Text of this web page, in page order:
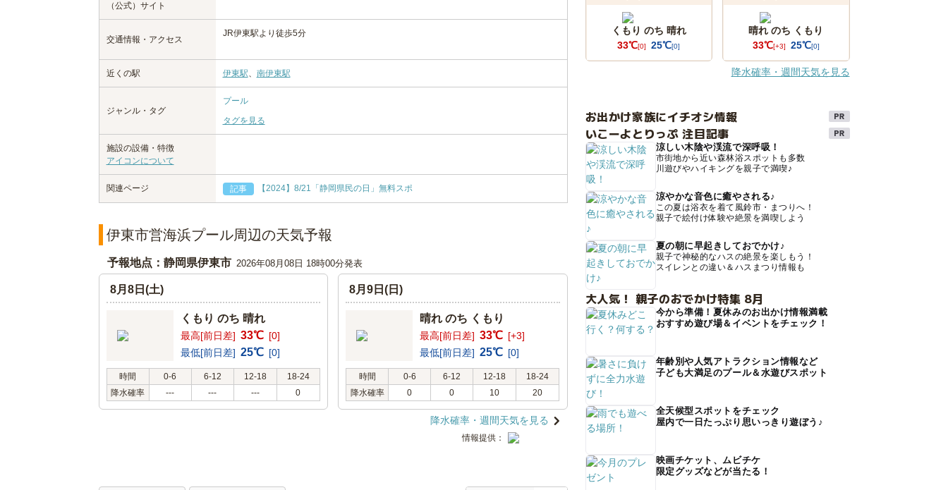
（公式）サイト
交通情報・アクセス
JR伊東駅より徒歩5分
近くの駅 伊東駅、 南伊東駅
ジャンル・タグ
プール
タグを見る
施設の設備・特徴
アイコンについて
関連ページ 記事 【2024】8/21「静岡県民の日」無料スポ
伊東市営海浜プール周辺の天気予報
予報地点：静岡県伊東市 2026年08月08日 18時00分発表
8月8日(土)
くもり のち 晴れ
最高[前日差] 33℃ [0]
最低[前日差] 25℃ [0]
時間 0-6 6-12 12-18
18-24
降水確率
--- --- --- 0
8月9日(日)
晴れ のち くもり
最高[前日差] 33℃ [+3]
最低[前日差] 25℃ [0]
時間 0-6 6-12 12-18
18-24
降水確率
0 0 10 20
降水確率・週間天気を見る
情報提供：
くもり のち 晴れ
33℃[0] 25℃[0]
晴れ のち くもり
33℃[+3] 25℃[0]
降水確率・週間天気を見る
お出かけ家族にイチオシ情報
いこーよとりっぷ 注目記事
涼しい木陰や渓流で深呼吸！
市街地から近い森林浴スポットも多数
川遊びやハイキングを親子で満喫♪
涼やかな音色に癒やされる♪
この夏は浴衣を着て風鈴市・まつりへ！
親子で絵付け体験や絶景を満喫しよう
夏の朝に早起きしておでかけ♪
親子で神秘的なハスの絶景を楽しもう！
スイレンとの違い＆ハスまつり情報も
大人気！ 親子のおでかけ特集 8月
今から準備！夏休みのお出かけ情報満載
おすすめ遊び場＆イベントをチェック！
年齢別や人気アトラクション情報など
子ども大満足のプール＆水遊びスポット
全天候型スポットをチェック
屋内で一日たっぷり思いっきり遊ぼう♪
映画チケット、ムビチケ
限定グッズなどが当たる！